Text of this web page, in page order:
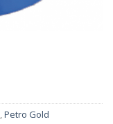
,Petro Gold